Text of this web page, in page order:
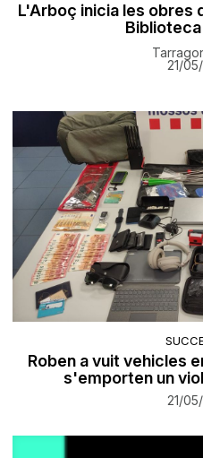
L'Arboç inicia les obres
21/
Roben a vuit vehicles
s'emporten un
21/